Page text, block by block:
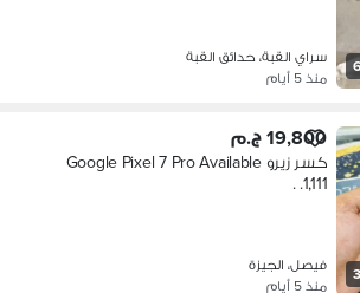
6
سراي القبة، حدائق القبة
منذ 5 أيام
3
19,800 ج.م
كسر زيرو Google Pixel 7 Pro Available
1,111. .
فيصل، الجيزة
منذ 5 أيام